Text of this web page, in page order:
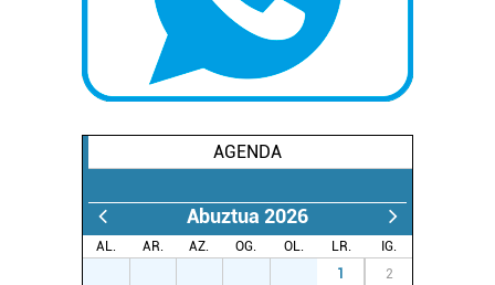
fitxategiak erabiltzen ditu. Zure esperientzia eta
zerbitzuak hobetzeko asmoz, cookie teknologiaz
baliatzen gara. Ohar hau onartuz gero, teknologia hori
erabiltzeko baimen esplizitua ematen diguzu.Gehiago
AGENDA
Abuztua 2026
AL. AR. AZ. OG. OL. LR.
IG.
1 2